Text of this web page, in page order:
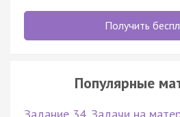
Получить
Популярные